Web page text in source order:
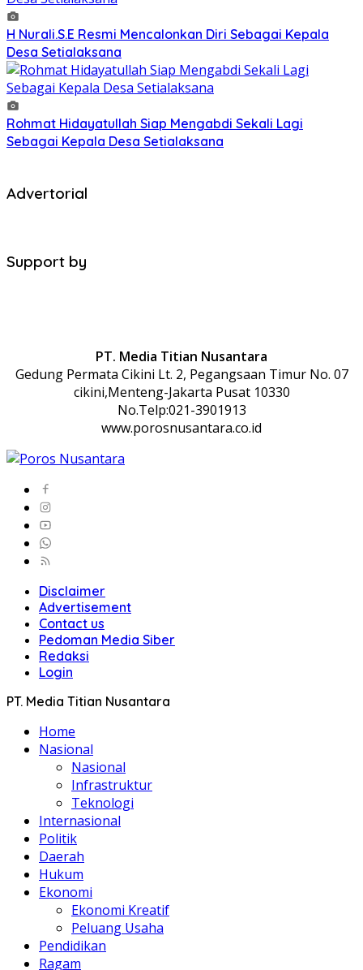
H Nurali.S.E Resmi Mencalonkan Diri Sebagai Kepala
Desa Setialaksana
Rohmat Hidayatullah Siap Mengabdi Sekali Lagi
Sebagai Kepala Desa Setialaksana
Advertorial
Support by
PT. Media Titian Nusantara
Gedung Permata Cikini Lt. 2, Pegangsaan Timur No. 07
cikini,Menteng-Jakarta Pusat 10330
No.Telp:021-3901913
www.porosnusantara.co.id
Disclaimer
Advertisement
Contact us
Pedoman Media Siber
Redaksi
Login
PT. Media Titian Nusantara
Home
Nasional
Nasional
Infrastruktur
Teknologi
Internasional
Politik
Daerah
Hukum
Ekonomi
Ekonomi Kreatif
Peluang Usaha
Pendidikan
Ragam